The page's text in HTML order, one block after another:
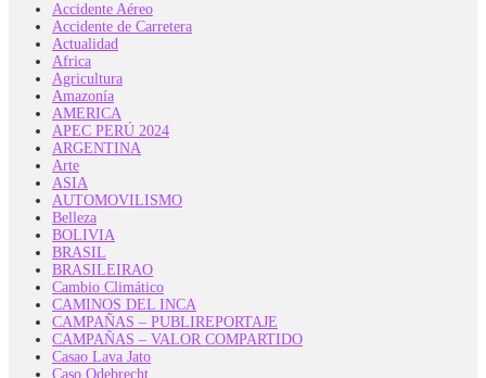
Accidente Aéreo
Accidente de Carretera
Actualidad
Africa
Agricultura
Amazonía
AMERICA
APEC PERÚ 2024
ARGENTINA
Arte
ASIA
AUTOMOVILISMO
Belleza
BOLIVIA
BRASIL
BRASILEIRAO
Cambio Climático
CAMINOS DEL INCA
CAMPAÑAS – PUBLIREPORTAJE
CAMPAÑAS – VALOR COMPARTIDO
Casao Lava Jato
Caso Odebrecht